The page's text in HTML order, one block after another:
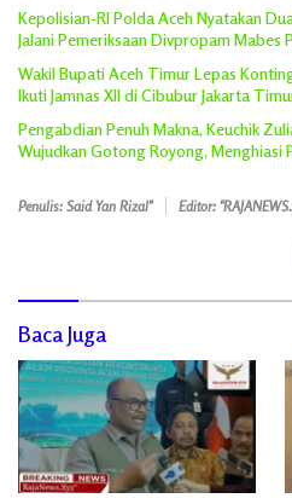
Kepolisian-RI Polda Aceh Nyatakan
Jalani Pemeriksaan Divpropam Mabes
Wakil Bupati Aceh Timur Lepas
Ikuti Jamnas XII di Cibubur Jakarta
Pengabdian Penuh Makna, Keuchik
Wujudkan Gotong Royong, Menghiasi
Penulis: Said Yan Rizal" Editor:
Baca Juga